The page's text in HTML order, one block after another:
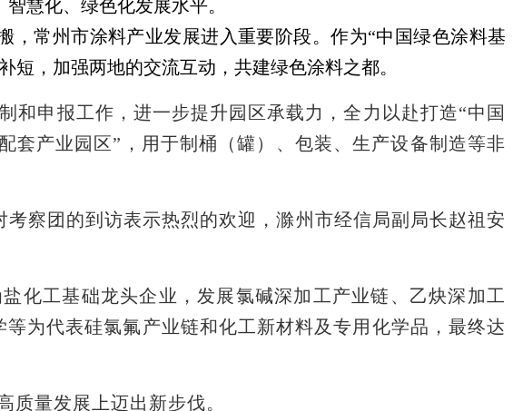
慧化、绿色化发展水平。
，常州市涂料产业发展进入重要阶段。作为“中国绿色涂料基
，加强两地的交流互动，共建绿色涂料之都。
和申报工作，进一步提升园区承载力，全力以赴打造“中国
套产业园区”，用于制桶（罐）、包装、生产设备制造等非
察团的到访表示热烈的欢迎，滁州市经信局副局长赵祖安
化工基础龙头企业，发展氯碱深加工产业链、乙炔深加工
为代表硅氯氟产业链和化工新材料及专用化学品，最终达
量发展上迈出新步伐。